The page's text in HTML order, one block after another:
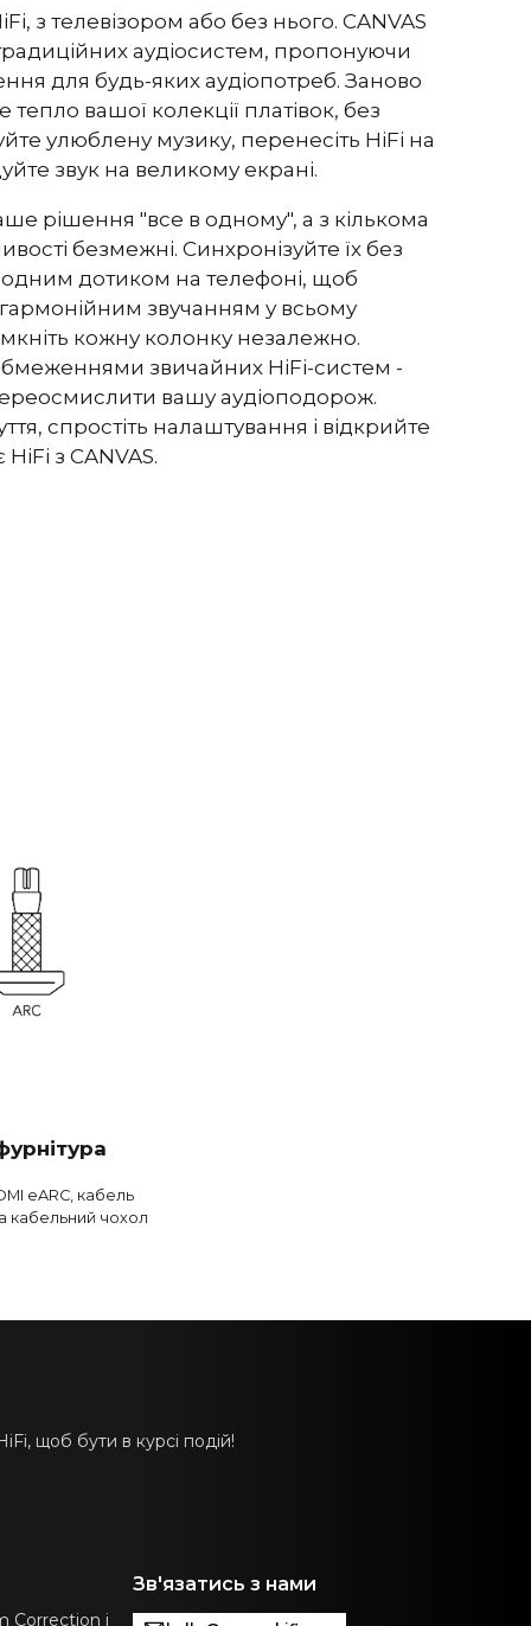
процесор Analog Devices 300
BACCH 3D
для iOS використовує вбудований мікрофон
мікрофон Zen Mic
аналоговий, Apple AirPlay 2
Google Cast (багатокімнатний), Roon, Tidal,
можливістю модернізації
з телевізором або без нього. CANVAS
аудіосистем, пропонуючи
для будь-яких аудіопотреб. Заново
тепло вашої колекції платівок, без
улюблену музику, перенесіть HiFi на
звук на великому екрані.
рішення "все в одному", а з кількома
безмежні. Синхронізуйте їх без
дотиком на телефоні, щоб
звучанням у всьому
кожну колонку незалежно.
звичайних HiFi-систем -
вашу аудіоподорож.
спростіть налаштування і відкрийте
з CANVAS.
eARC, кабель
кабельний чохол
щоб бути в курсі подій!
Correction і
Зв'язатись з нами